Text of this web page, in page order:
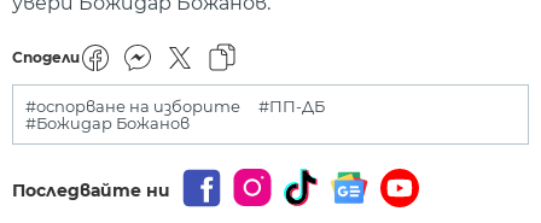
Сподели
#оспорване на изборите
#ПП-ДБ
#Божидар Божанов
Последвайте ни